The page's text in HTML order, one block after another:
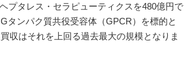
プタレス・セラピューティクスを480億円で
タンパク質共役受容体（GPCR）を標的と
収はそれを上回る過去最大の規模となりま